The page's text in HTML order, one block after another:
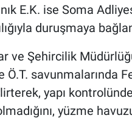
E.K. ise Soma
duruşmaya
ve Şehircilik
Ö.T. savunmalarında
yapı
yüzme